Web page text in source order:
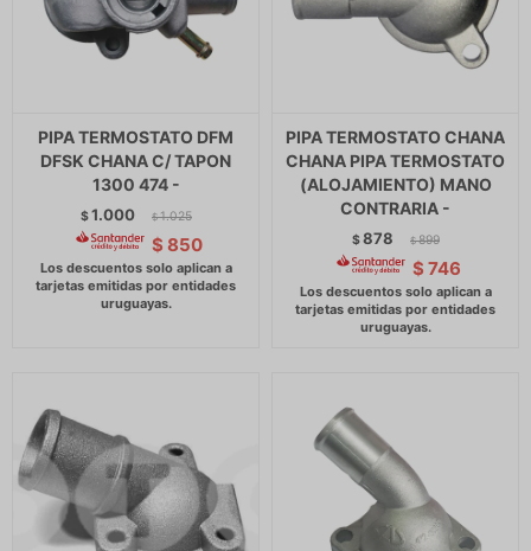
PIPA TERMOSTATO DFM
DFSK CHANA C/ TAPON
1300 474 -
$1.000 $ 1.025
$ 850
PIPA TERMOSTATO CHANA
CHANA PIPA TERMOSTATO
(ALOJAMIENTO) MANO
CONTRARIA -
$878 $ 899
$ 746